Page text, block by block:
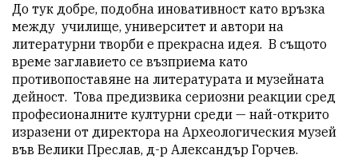
До тук добре, подобна иновативност като връзка
между  училище, университет и автори на
литературни творби е прекрасна идея.  В същото
време заглавието се възприема като
противопоставяне на литературата и музейната
дейност.  Това предизвика сериозни реакции сред
професионалните културни среди — най-открито
изразени от директора на Археологическия музей
във Велики Преслав, д-р Александър Горчев.